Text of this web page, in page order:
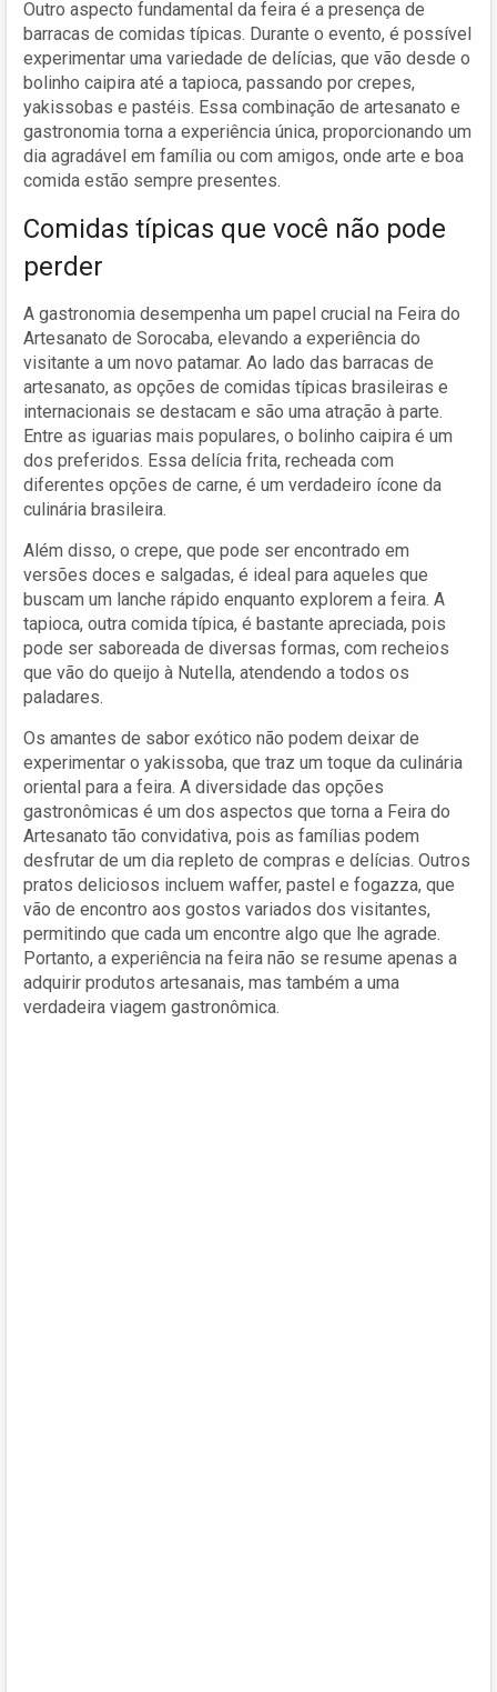
Outro aspecto fundamental da feira é a presença de
barracas de comidas típicas. Durante o evento, é possível
experimentar uma variedade de delícias, que vão desde o
bolinho caipira até a tapioca, passando por crepes,
yakissobas e pastéis. Essa combinação de artesanato e
gastronomia torna a experiência única, proporcionando um
dia agradável em família ou com amigos, onde arte e boa
comida estão sempre presentes.
Comidas típicas que você não pode
perder
A gastronomia desempenha um papel crucial na Feira do
Artesanato de Sorocaba, elevando a experiência do
visitante a um novo patamar. Ao lado das barracas de
artesanato, as opções de comidas típicas brasileiras e
internacionais se destacam e são uma atração à parte.
Entre as iguarias mais populares, o bolinho caipira é um
dos preferidos. Essa delícia frita, recheada com
diferentes opções de carne, é um verdadeiro ícone da
culinária brasileira.
Além disso, o crepe, que pode ser encontrado em
versões doces e salgadas, é ideal para aqueles que
buscam um lanche rápido enquanto explorem a feira. A
tapioca, outra comida típica, é bastante apreciada, pois
pode ser saboreada de diversas formas, com recheios
que vão do queijo à Nutella, atendendo a todos os
paladares.
Os amantes de sabor exótico não podem deixar de
experimentar o yakissoba, que traz um toque da culinária
oriental para a feira. A diversidade das opções
gastronômicas é um dos aspectos que torna a Feira do
Artesanato tão convidativa, pois as famílias podem
desfrutar de um dia repleto de compras e delícias. Outros
pratos deliciosos incluem waffer, pastel e fogazza, que
vão de encontro aos gostos variados dos visitantes,
permitindo que cada um encontre algo que lhe agrade.
Portanto, a experiência na feira não se resume apenas a
adquirir produtos artesanais, mas também a uma
verdadeira viagem gastronômica.